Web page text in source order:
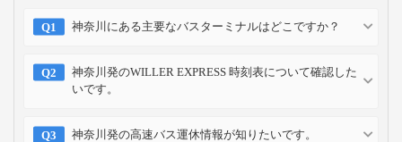
神奈川にある主要なバスターミナルはどこですか？
神奈川発のWILLER EXPRESS 時刻表について確認した
いです。
神奈川発の高速バス運休情報が知りたいです。